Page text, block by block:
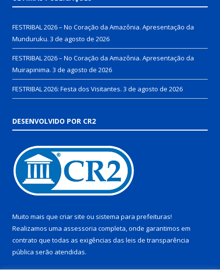
FESTRIBAL 2026 – No Coração da Amazônia. Apresentação da
Munduruku. 3 de agosto de 2026
FESTRIBAL 2026 – No Coração da Amazônia. Apresentação da
Muirapinima. 3 de agosto de 2026
FESTRIBAL 2026: Festa dos Visitantes. 3 de agosto de 2026
DESENVOLVIDO POR CR2
Muito mais que criar site ou sistema para prefeituras!
Realizamos uma assessoria completa, onde garantimos em
contrato que todas as exigências das leis de transparência
pública serão atendidas.